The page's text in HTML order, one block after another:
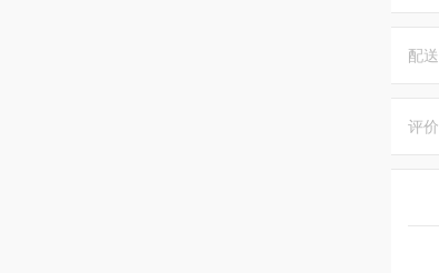
配送
评价